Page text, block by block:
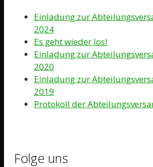
Einladung zur
2024
Es geht wieder los!
Einladung zur
2020
Einladung zur
2019
Protokoll der
Folge uns